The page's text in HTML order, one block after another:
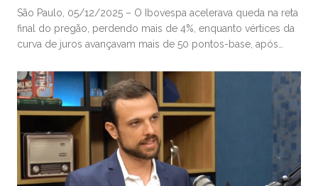
São Paulo, 05/12/2025 – O Ibovespa acelerava queda na reta
final do pregão, perdendo mais de 4%, enquanto vértices da
curva de juros avançavam mais de 50 pontos-base, após
Jair Bolsonaro o escolheu para seguir missão. Por volta das
16h, o Ibovespa recuava 4,01%, aos 157.604 pontos, […]